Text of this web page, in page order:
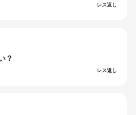
レス返し
？
レス返し